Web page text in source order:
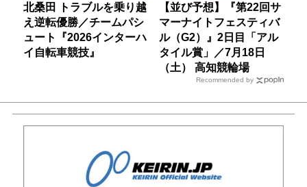
北桑田 トラブルを乗り越
え逆転優勝／チームパシ
ュート『2026インターハ
イ自転車競技』
【並び予想】『第22回サ
マーナイトフェスティバ
ル（G2）』2日目「アル
タイル賞」／7月18日
（土） 高知競輪場
Recommended by